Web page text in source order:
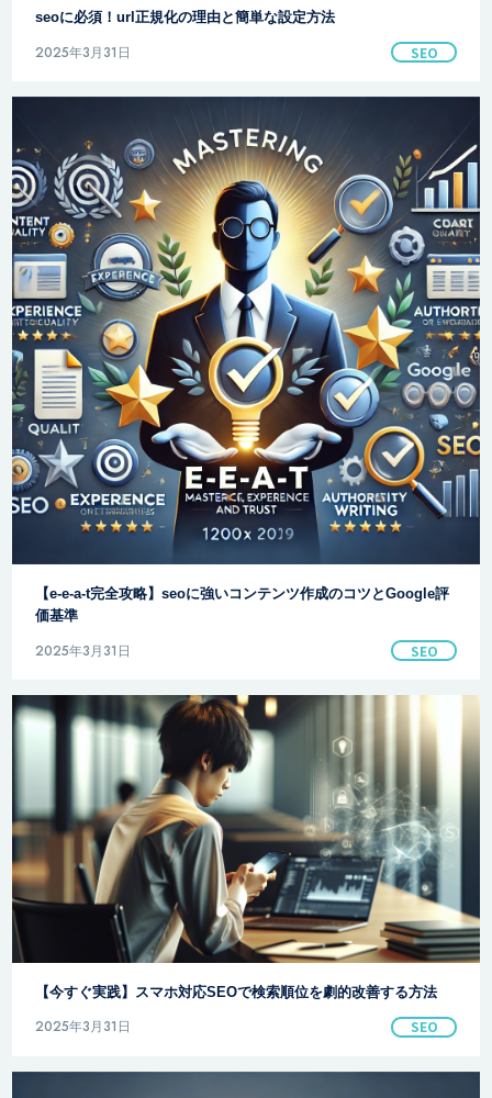
seoに必須！url正規化の理由と簡単な設定方法
2025年3月31日 SEO
【e-e-a-t完全攻略】seoに強いコンテンツ作成のコツとGoogle評
価基準
2025年3月31日 SEO
【今すぐ実践】スマホ対応SEOで検索順位を劇的改善する方法
2025年3月31日 SEO